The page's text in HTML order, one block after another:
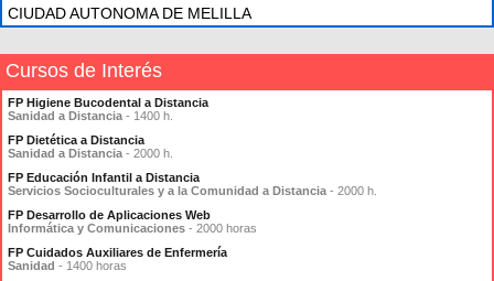
CIUDAD AUTONOMA DE MELILLA
Cursos de Interés
FP Higiene Bucodental a Distancia
Sanidad a Distancia - 1400 h.
FP Dietética a Distancia
Sanidad a Distancia - 2000 h.
FP Educación Infantil a Distancia
Servicios Socioculturales y a la Comunidad a Distancia - 2000 h.
FP Desarrollo de Aplicaciones Web
Informática y Comunicaciones - 2000 horas
FP Cuidados Auxiliares de Enfermería
Sanidad - 1400 horas